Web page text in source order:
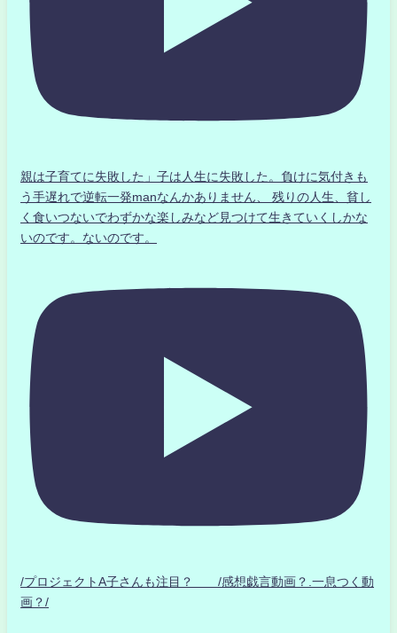
親は子育てに失敗した」子は人生に失敗した。負けに気付きも
う手遅れで逆転一発manなんかありません、 残りの人生、貧し
く食いつないでわずかな楽しみなど見つけて生きていくしかな
いのです。ないのです。
/プロジェクトA子さんも注目？ /感想戯言動画？.一息つく動
画？/